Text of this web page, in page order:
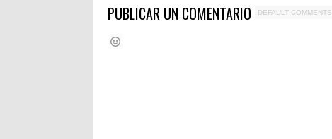
PUBLICAR UN COMENTARIO DEFAULT COMMENTS